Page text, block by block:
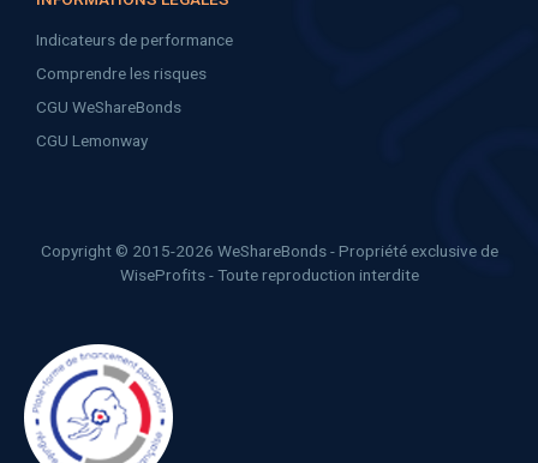
Indicateurs de performance
Comprendre les risques
CGU WeShareBonds
CGU Lemonway
Copyright © 2015-2026 WeShareBonds - Propriété exclusive de
WiseProfits - Toute reproduction interdite